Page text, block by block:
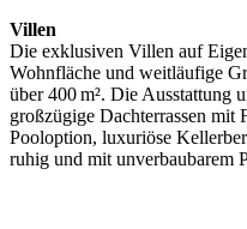
Villen
Die exklusiven Villen auf
Wohnfläche und weitläufige
über 400 m². Die Ausstattung
großzügige Dachterrassen
Pooloption, luxuriöse
ruhig und mit unverbaubarem